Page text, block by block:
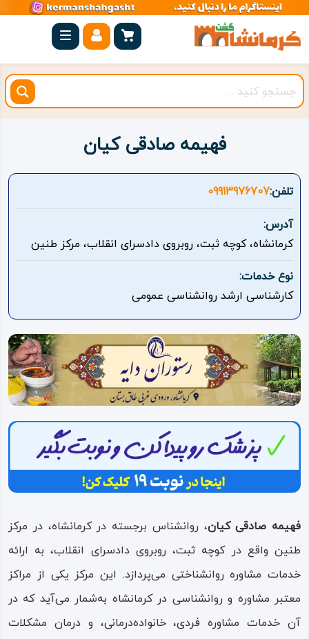
صفحه
اصلی
کرمانشاه
شهرستان
بیستون
روستاهای
هدف
اقامتگاه
ویژه
ویدئو
درباره
ما
فهیمه صادقی کیان
تلفن:09913976707
آدرس:
کرمانشاه، کوچه ثبت، روبروی دادسرای انقلاب، مرکز طنین
نوع خدمات:
کارشناسی ارشد روانشناسی عمومی
فهیمه صادقی کیان، روانشناس برجسته در کرمانشاه، در مرکز
طنین واقع در کوچه ثبت، روبروی دادسرای انقلاب، به ارائه
خدمات مشاوره روانشناختی می‌پردازد. این مرکز یکی از مراکز
معتبر مشاوره و روانشناسی در کرمانشاه به‌شمار می‌آید که در
آن خدمات مشاوره فردی، خانواده‌درمانی، و درمان مشکلات